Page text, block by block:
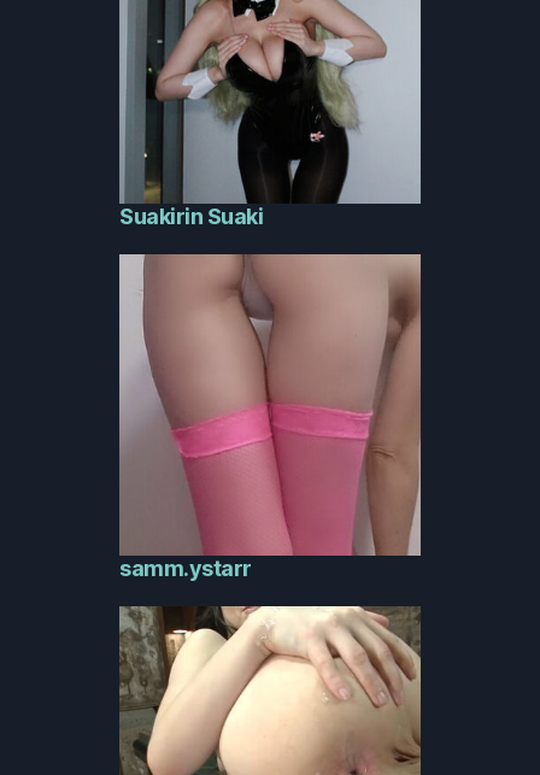
Suakirin Suaki
samm.ystarr